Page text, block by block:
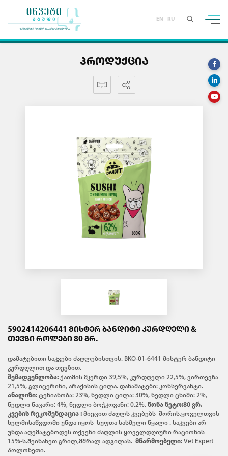
EN RU
ᲞᲠᲝᲓᲣᲥᲪᲘᲐ
5902414206441 ᲛᲘᲡᲢᲔᲠ ᲑᲐᲜᲓᲘᲢᲘ ᲙᲣᲠᲓᲦᲔᲚᲘ &
ᲗᲔᲕᲖᲘ ᲠᲝᲚᲔᲑᲘ 80 ᲒᲠ.
დამატებითი საკვები ძაღლებისთვის. BKO-01-6441 მისტერ ბანდიტი
კურდღლით და თევზით.
შემადგენლობა: ქათმის მკერდი 39,5%, კურდღელი 22,5%, ვირთევზა
21,5%, გლიცერინი, არაქისის ცილა. დანამატები: კონსერვანტი.
ანალიზი: ტენიანობა: 23%, ნედლი ცილა: 30%, ნედლი ცხიმი: 2%,
ნედლი ნაცარი: 4%, ნედლი ბოჭკოვანი: 0.2%. წონა ნეტო:80 გრ.
კვების რეკომენდაცია : მიეცით ძაღლს კვებებს შორის.ყოველთვის
ხელმისაწვდომი უნდა იყოს სუფთა სასმელი წყალი . საკვები არ
უნდა აღემატებოდეს თქვენი ძაღლის ყოველდღიური რაციონის
15%-ს.შეინახეთ გრილ,მშრალ ადგილას. მწარმოებელი: Vet Expert
პოლონეთი.